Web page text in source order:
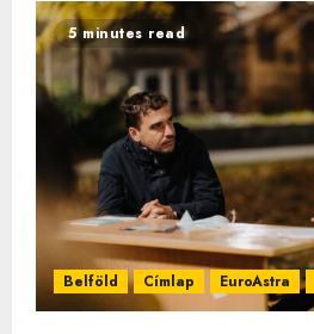
5 minutes read
Belföld Címlap EuroAstra